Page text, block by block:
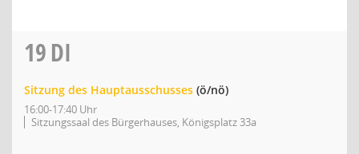
19DI
Sitzung des Hauptausschusses (ö/nö)
16:00-17:40 Uhr
Sitzungssaal des Bürgerhauses, Königsplatz 33a